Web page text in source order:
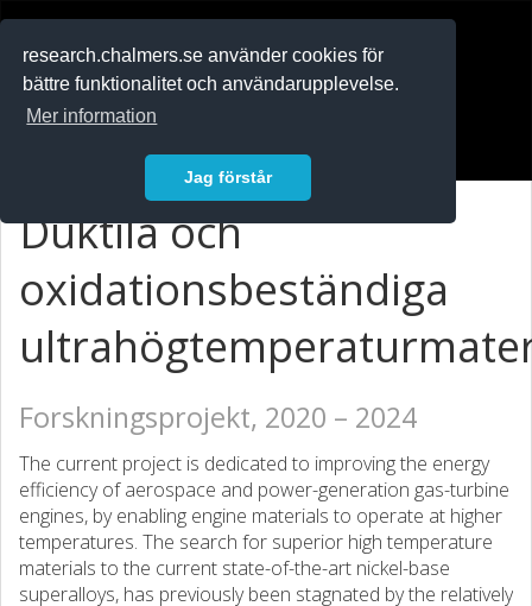
research.chalmers.se använder cookies för
bättre funktionalitet och användarupplevelse.
Mer information
Jag förstår
Duktila och
oxidationsbeständiga
Forskningsprojekt, 2020 – 2024
The current project is dedicated to improving the energy
efficiency of aerospace and power-generation gas-turbine
engines, by enabling engine materials to operate at higher
temperatures. The search for superior high temperature
materials to the current state-of-the-art nickel-base
superalloys, has previously been stagnated by the relatively